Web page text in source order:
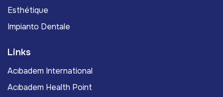
Esthétique
Impianto Dentale
Links
Acıbadem International
Acıbadem Health Point